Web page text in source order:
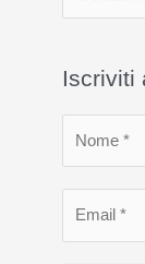
r
h
i
Iscriviti